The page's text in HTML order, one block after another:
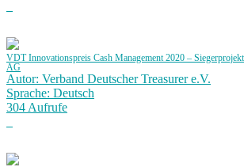
VDT Innovationspreis Cash Management 2020 –
AG
Autor: Verband Deutscher Treasurer e.V.
Sprache: Deutsch
304 Aufrufe